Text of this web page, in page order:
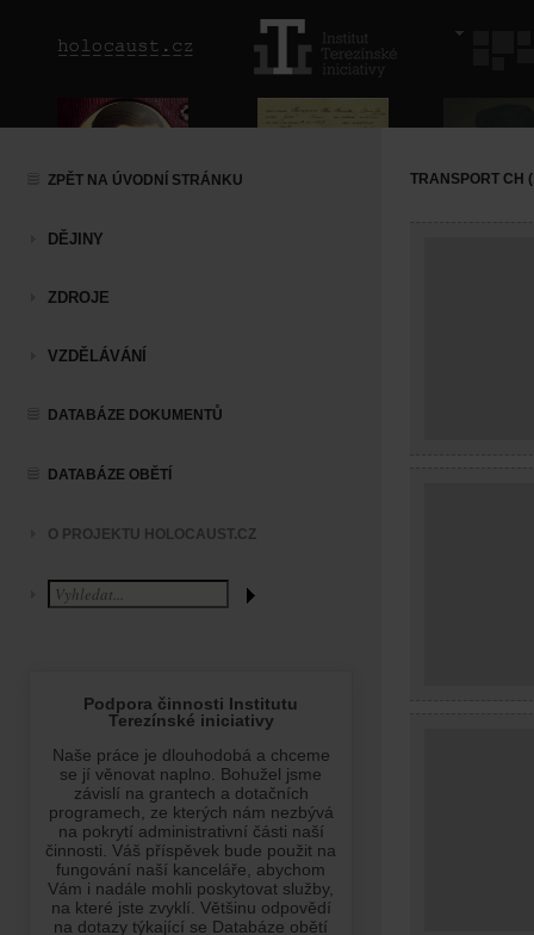
ZPĚT NA ÚVODNÍ STRÁNKU
DĚJINY
ZDROJE
VZDĚLÁVÁNÍ
DATABÁZE DOKUMENTŮ
DATABÁZE OBĚTÍ
O PROJEKTU HOLOCAUST.CZ
TRANSPORT CH